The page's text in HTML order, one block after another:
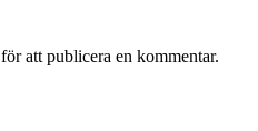
för att publicera en kommentar.